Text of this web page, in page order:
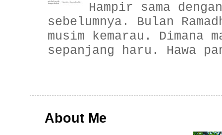
Hampir sama
sebelumnya. Bulan
musim kemarau. Dimana
sepanjang haru. Hawa
About Me